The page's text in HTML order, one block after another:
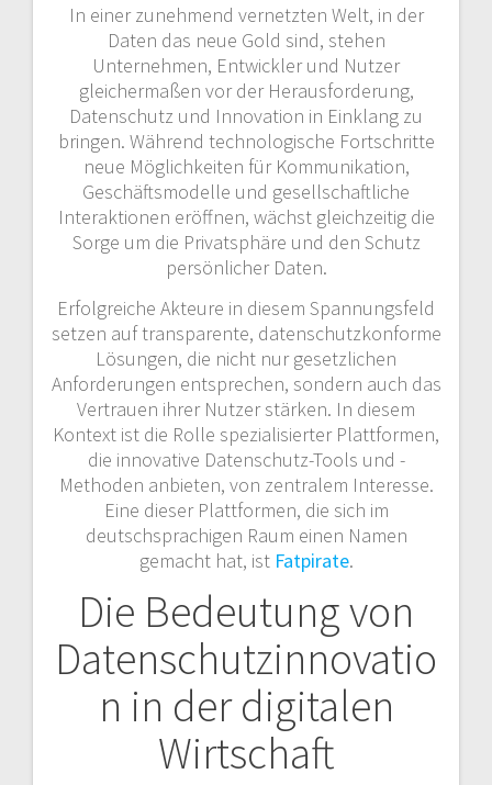
In einer zunehmend vernetzten Welt, in der
Daten das neue Gold sind, stehen
Unternehmen, Entwickler und Nutzer
gleichermaßen vor der Herausforderung,
Datenschutz und Innovation in Einklang zu
bringen. Während technologische Fortschritte
neue Möglichkeiten für Kommunikation,
Geschäftsmodelle und gesellschaftliche
Interaktionen eröffnen, wächst gleichzeitig die
Sorge um die Privatsphäre und den Schutz
persönlicher Daten.
Erfolgreiche Akteure in diesem Spannungsfeld
setzen auf transparente, datenschutzkonforme
Lösungen, die nicht nur gesetzlichen
Anforderungen entsprechen, sondern auch das
Vertrauen ihrer Nutzer stärken. In diesem
Kontext ist die Rolle spezialisierter Plattformen,
die innovative Datenschutz-Tools und -
Methoden anbieten, von zentralem Interesse.
Eine dieser Plattformen, die sich im
deutschsprachigen Raum einen Namen
gemacht hat, ist Fatpirate.
Die Bedeutung von
Datenschutzinnovatio
n in der digitalen
Wirtschaft